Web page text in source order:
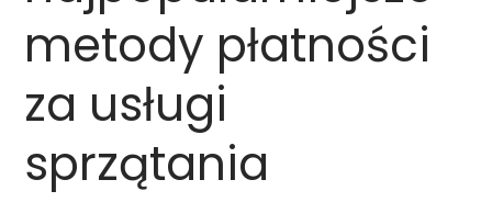
metody płatności
za usługi
sprzątania